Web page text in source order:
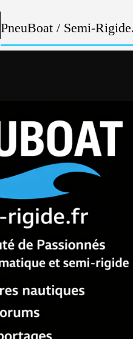
PneuBoat / Semi-